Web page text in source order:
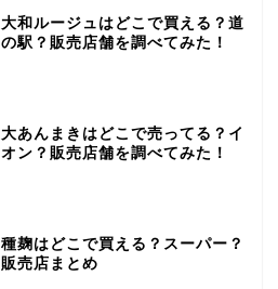
大和ルージュはどこで買える？道
の駅？販売店舗を調べてみた！
大あんまきはどこで売ってる？イ
オン？販売店舗を調べてみた！
種麹はどこで買える？スーパー？
販売店まとめ